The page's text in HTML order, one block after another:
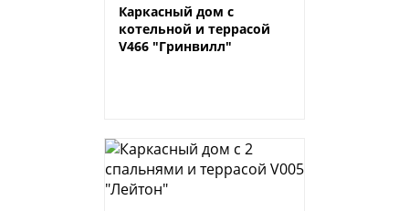
Каркасный дом с
котельной и террасой
V466 "Гринвилл"